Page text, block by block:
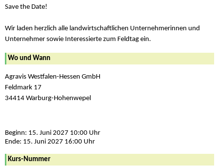
Save the Date!
Wir laden herzlich alle landwirtschaftlichen Unternehmerinnen und
Unternehmer sowie Interessierte zum Feldtag ein.
Wo und Wann
Agravis Westfalen-Hessen GmbH
Feldmark 17
34414 Warburg-Hohenwepel
Beginn: 15. Juni 2027 10:00 Uhr
Ende: 15. Juni 2027 16:00 Uhr
Kurs-Nummer